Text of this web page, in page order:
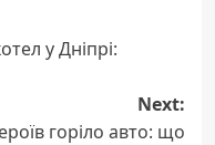
у Дніпрі:
Next:
горіло авто: що